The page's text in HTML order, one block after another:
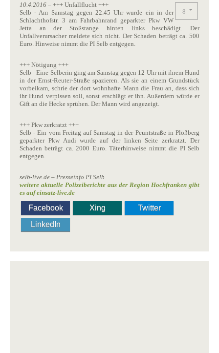
10.4.2016 – +++ Unfallflucht +++
Selb - Am Samstag gegen 22.45 Uhr wurde ein in der
Schlachthofstr. 3 am Fahrbahnrand geparkter Pkw VW
Jetta an der Stoßstange hinten links beschädigt. Der
Unfallverursacher meldete sich nicht. Der Schaden beträgt ca. 500
Euro. Hinweise nimmt die PI Selb entgegen.
+++ Nötigung +++
Selb - Eine Selberin ging am Samstag gegen 12 Uhr mit ihrem Hund
in der Ernst-Reuter-Straße spazieren. Als sie an einem Grundstück
vorbeikam, schrie der dort wohnhafte Mann die Frau an, dass sich
ihr Hund verpissen soll, sonst erschlägt er ihn. Außerdem würde er
Gift an die Hecke sprühen. Der Mann wird angezeigt.
+++ Pkw zerkratzt +++
Selb - Ein vom Freitag auf Samstag in der Peuntstraße in Plößberg
geparkter Pkw Audi wurde auf der linken Seite zerkratzt. Der
Schaden beträgt ca. 2000 Euro. Täterhinweise nimmt die PI Selb
entgegen.
selb-live.de – Presseinfo PI Selb
weitere aktuelle Polizeiberichte aus der Region Hochfranken gibt
es auf einsatz-live.de
Facebook Xing
Twitter
LinkedIn